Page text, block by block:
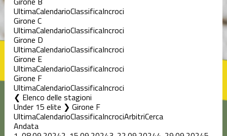
UltimaCalendarioClassificaIncroci
Girone C
UltimaCalendarioClassificaIncroci
Girone D
UltimaCalendarioClassificaIncroci
Girone E
UltimaCalendarioClassificaIncroci
Girone F
UltimaCalendarioClassificaIncroci
Elenco delle stagioni
Under 15 elite ❯ Girone F
UltimaCalendarioClassificaIncrociArbitriCerca
Andata